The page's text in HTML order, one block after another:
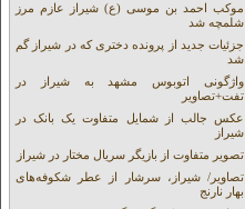
موکب احمد بن موسی (ع) شیراز عازم مرز
شلمچه شد
جزئیات جدید از پرونده دختری که در شیراز گم
شد
واژگونی اتوبوس مشهد به شیراز در
تفت+تصاویر
عکس جالب از شمایل متفاوت یک بانک در
شیراز
تصویر متفاوت از بازیگر سریال مختار در شیراز
تصاویر/ شیراز، سرشار از عطر شکوفه‌های
بهار نارنج